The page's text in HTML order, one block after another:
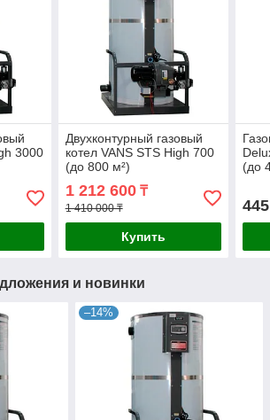
3000
Двухконтурный газовый
котел VANS STS High 700
(до 800 м²)
1 212 600₸
1 410 000 ₸
Купить
(до
и новинки
–14%